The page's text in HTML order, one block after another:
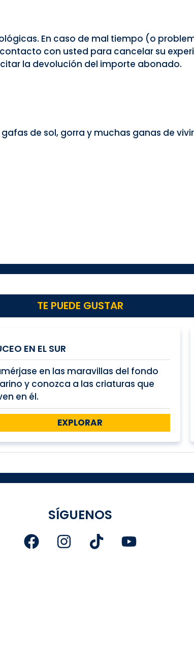
En caso de mal tiempo (o
con usted para cancelar su
la devolución del importe abonado.
de sol, gorra y muchas ganas de
TE PUEDE GUSTAR
EN EL SUR
en las maravillas del fondo
y conozca a las criaturas que
en él.
EXPLORAR
SÍGUENOS